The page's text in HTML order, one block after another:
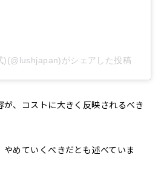
)(@lushjapan)がシェアした投稿
、コストに大きく反映されるべき
めていくべきだとも述べていま